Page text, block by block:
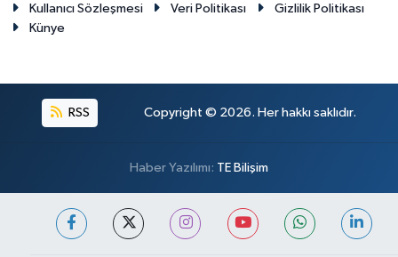
Kullanıcı Sözleşmesi
Veri Politikası
Gizlilik Politikası
Künye
RSS Copyright © 2026. Her hakkı saklıdır.
Haber Yazılımı: TE Bilişim